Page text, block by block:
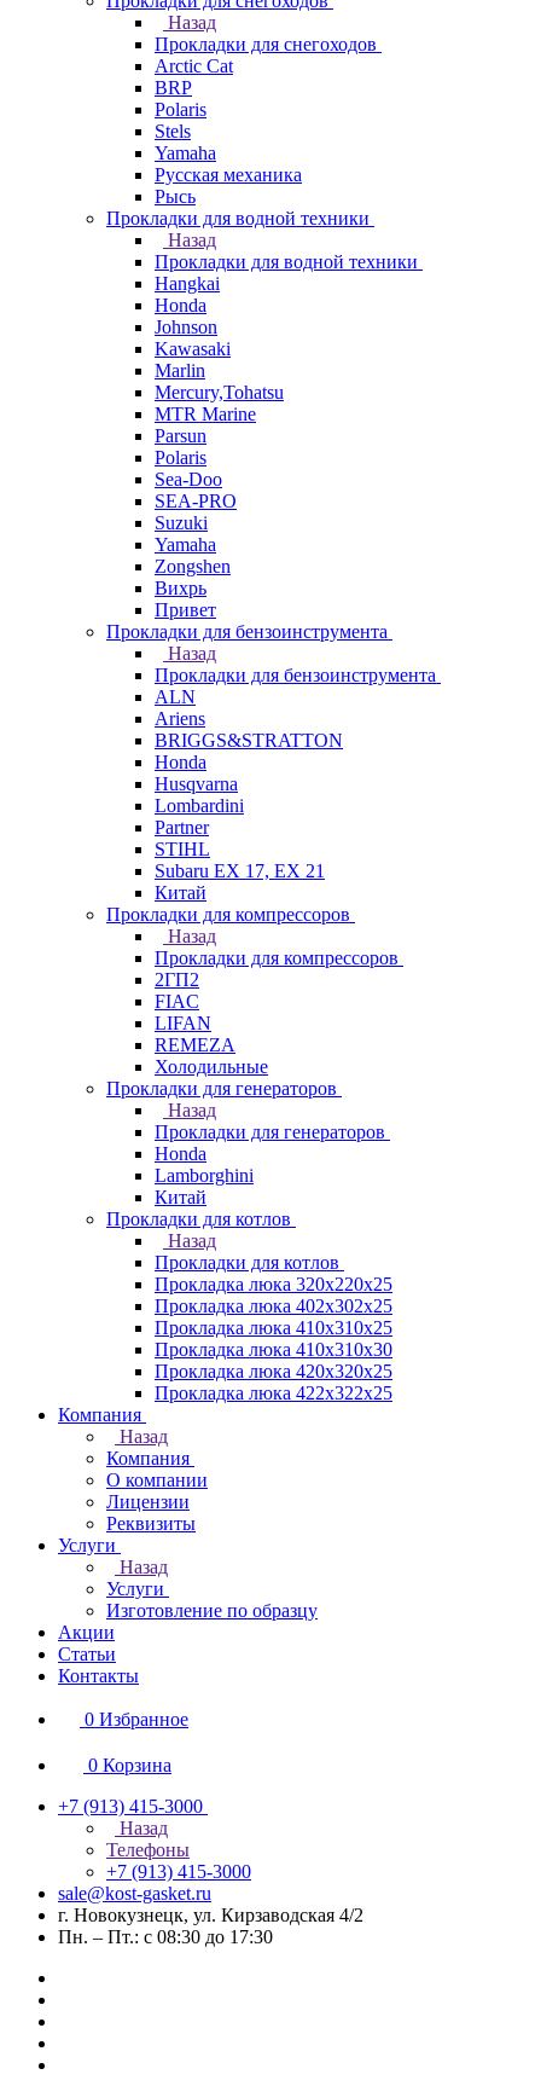
Назад
Прокладки для снегоходов
Arctic Cat
BRP
Polaris
Stels
Yamaha
Русская механика
Рысь
Прокладки для водной техники
Назад
Прокладки для водной техники
Hangkai
Honda
Johnson
Kawasaki
Marlin
Mercury,Tohatsu
MTR Marine
Parsun
Polaris
Sea-Doo
SEA-PRO
Suzuki
Yamaha
Zongshen
Вихрь
Привет
Прокладки для бензоинструмента
Назад
Прокладки для бензоинструмента
ALN
Ariens
BRIGGS&STRATTON
Honda
Husqvarna
Lombardini
Partner
STIHL
Subaru EX 17, EX 21
Китай
Прокладки для компрессоров
Назад
Прокладки для компрессоров
2ГП2
FIAC
LIFAN
REMEZA
Холодильные
Прокладки для генераторов
Назад
Прокладки для генераторов
Honda
Lamborghini
Китай
Прокладки для котлов
Назад
Прокладки для котлов
Прокладка люка 320x220x25
Прокладка люка 402x302x25
Прокладка люка 410x310x25
Прокладка люка 410х310х30
Прокладка люка 420x320x25
Прокладка люка 422x322x25
Компания
Назад
Компания
О компании
Лицензии
Реквизиты
Услуги
Назад
Услуги
Изготовление по образцу
Акции
Статьи
Контакты
0 Избранное
0 Корзина
+7 (913) 415-3000
Назад
Телефоны
+7 (913) 415-3000
sale@kost-gasket.ru
г. Новокузнецк, ул. Кирзаводская 4/2
Пн. – Пт.: с 08:30 до 17:30